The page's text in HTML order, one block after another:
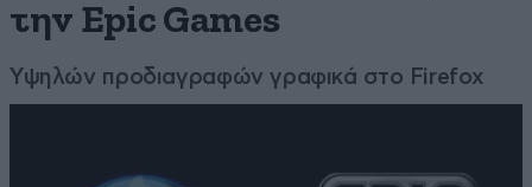
την Epic Games
Υψηλών προδιαγραφών γραφικά στο Firefox